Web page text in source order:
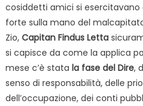
cosiddetti amici si
forte sulla mano del
Zio, Capitan Findus Letta
si capisce da come la applica
mese c’è stata la fase del Dire,
senso di responsabilità, delle
dell’occupazione, dei conti